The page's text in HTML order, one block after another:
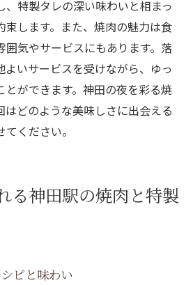
、特製タレの深い味わいと相まっ
束します。また、焼肉の魅力は食
囲気やサービスにもあります。落
よいサービスを受けながら、ゆっ
とができます。神田の夜を彩る焼
はどのような美味しさに出会える
ください。
る神田駅の焼肉と特製
ピと味わい